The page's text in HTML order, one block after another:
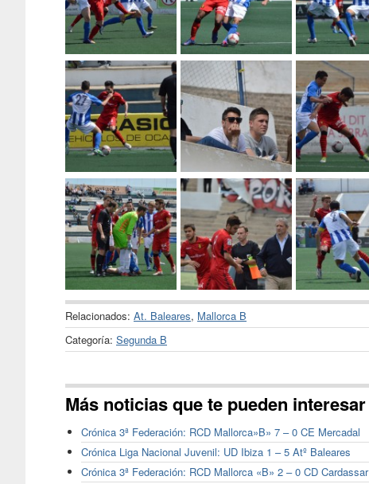
Relacionados: At. Baleares, Mallorca B
Categoría: Segunda B
Más noticias que te pueden interesar
Crónica 3ª Federación: RCD Mallorca»B» 7 – 0 CE Mercadal
Crónica Liga Nacional Juvenil: UD Ibiza 1 – 5 Atº Baleares
Crónica 3ª Federación: RCD Mallorca «B» 2 – 0 CD Cardassar